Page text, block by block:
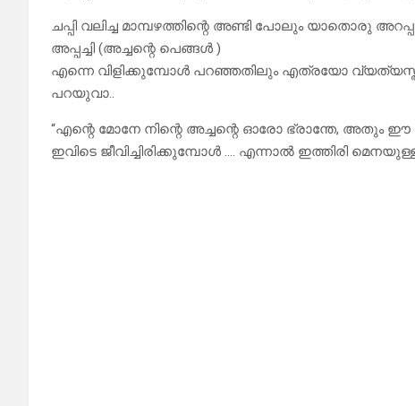
ചപ്പി വലിച്ച മാമ്പഴത്തിന്റെ അണ്ടി പോലും യാതൊരു
അപ്പച്ചി (അച്ചന്റെ പെങ്ങൾ )
എന്നെ വിളിക്കുമ്പോൾ പറഞ്ഞതിലും എത്രയോ
പറയുവാ..
“എന്റെ മോനേ നിന്റെ അച്ചന്റെ ഓരോ ഭ്രാന്തേ, അതും
ഇവിടെ ജീവിച്ചിരിക്കുമ്പോൾ …. എന്നാൽ ഇത്തിരി